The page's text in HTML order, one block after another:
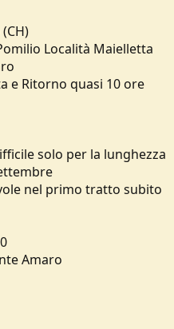
Località Maielletta
e Ritorno quasi 10 ore
solo per la lunghezza
nel primo tratto subito
Amaro